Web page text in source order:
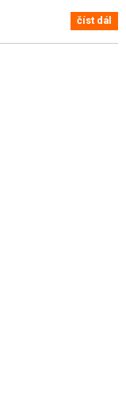
číst dál